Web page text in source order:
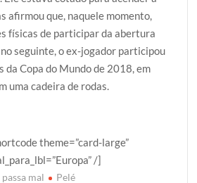
afirmou que, naquele momento,
físicas de participar da abertura
seguinte, o ex-jogador participou
da Copa do Mundo de 2018, em
uma cadeira de rodas.
theme=”card-large”
/]
passa mal Pelé